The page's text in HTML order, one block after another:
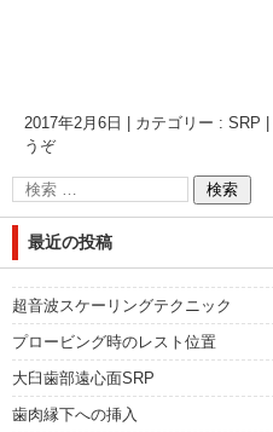
2017年2月6日 カテゴリー : SRP
うぞ
最近の投稿
超音波スケーリングテクニック
プロービング時のレスト位置
大臼歯部遠心面SRP
歯肉縁下への挿入